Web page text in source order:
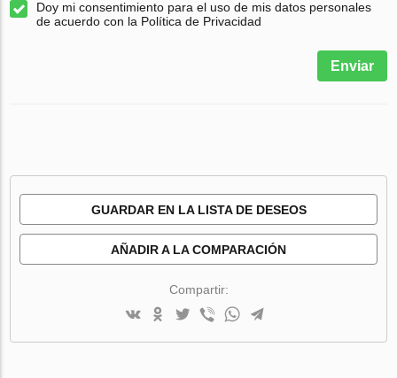
Doy mi consentimiento para el uso de mis datos personales
de acuerdo con la Política de Privacidad
Enviar
GUARDAR EN LA LISTA DE DESEOS
AÑADIR A LA COMPARACIÓN
Compartir: